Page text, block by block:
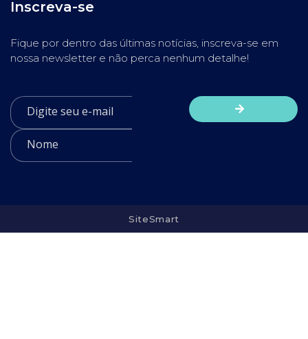
Inscreva-se
Fique por dentro das últimas notícias, inscreva-se em
nossa newsletter e não perca nenhum detalhe!
SiteSmart